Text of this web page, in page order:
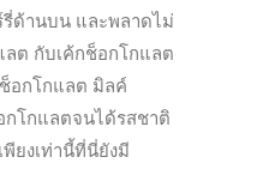
รี่ด้านบน และพลาดไม่
ต กับเค้กช็อกโกแลต
อกโกแลต มิลค์
โกแลตจนได้รสชาติ
ยงเท่านี้ที่นี่ยังมี